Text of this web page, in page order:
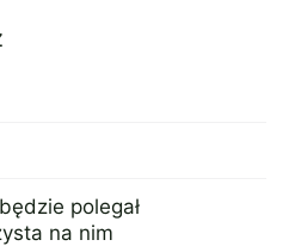
polegał
na nim